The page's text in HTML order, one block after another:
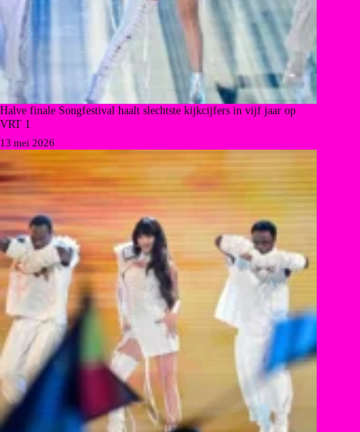
Halve finale Songfestival haalt slechtste kijkcijfers in vijf jaar op
VRT 1
13 mei 2026